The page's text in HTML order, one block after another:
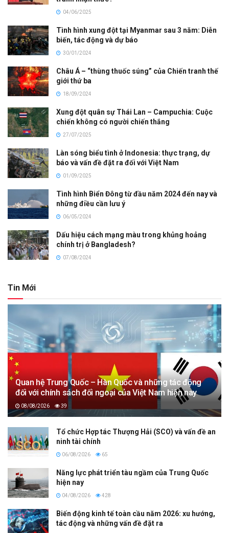
04/06/2025
Tình hình xung đột tại Myanmar sau 3 năm: Diễn
biến, tác động và dự báo
30/01/2024
Châu Á – “thùng thuốc súng” của Chiến tranh thế
giới thứ ba
18/09/2024
Xung đột quân sự Thái Lan – Campuchia: Cuộc
chiến không có người chiến thắng
27/07/2025
Làn sóng biểu tình ở Indonesia: thực trạng, dự
báo và vấn đề đặt ra đối với Việt Nam
01/09/2025
Tình hình Biển Đông từ đầu năm 2024 đến nay và
những điều cần lưu ý
06/05/2024
Dấu hiệu cách mạng màu trong khủng hoảng
chính trị ở Bangladesh?
07/08/2024
Tin Mới
Quan hệ Trung Quốc – Hàn Quốc và những tác động
đối với chính sách đối ngoại của Việt Nam hiện nay
08/08/2026 39
Tổ chức Hợp tác Thượng Hải (SCO) và vấn đề an
ninh tài chính
06/08/2026 65
Năng lực phát triển tàu ngầm của Trung Quốc
hiện nay
04/08/2026 428
Biến động kinh tế toàn cầu năm 2026: xu hướng,
tác động và những vấn đề đặt ra